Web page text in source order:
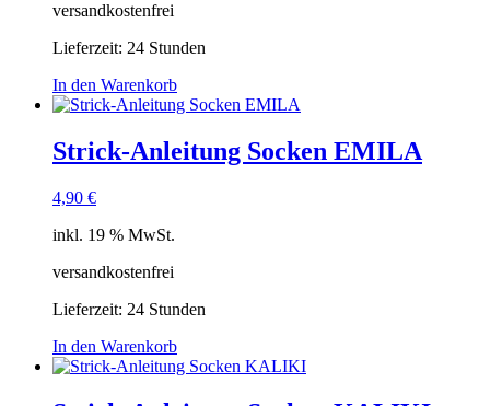
versandkostenfrei
Lieferzeit: 24 Stunden
In den Warenkorb
Strick-Anleitung Socken EMILA
4,90 €
inkl. 19 % MwSt.
versandkostenfrei
Lieferzeit: 24 Stunden
In den Warenkorb